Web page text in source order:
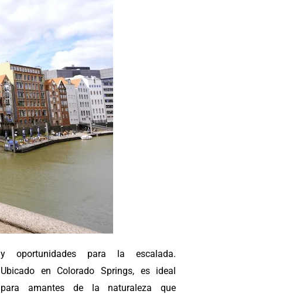
y oportunidades para la escalada.
Ubicado en Colorado Springs, es ideal
para amantes de la naturaleza que